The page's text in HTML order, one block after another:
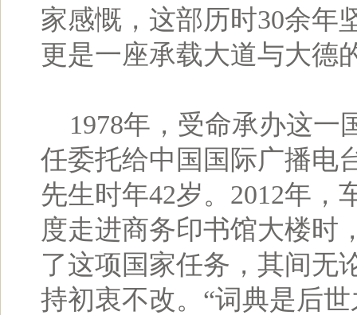
家感慨，这部历时30余年
更是一座承载大道与大德
1978年，受命承办这一
任委托给中国国际广播电
先生时年42岁。2012年
度走进商务印书馆大楼时
了这项国家任务，其间无
持初衷不改。“词典是后